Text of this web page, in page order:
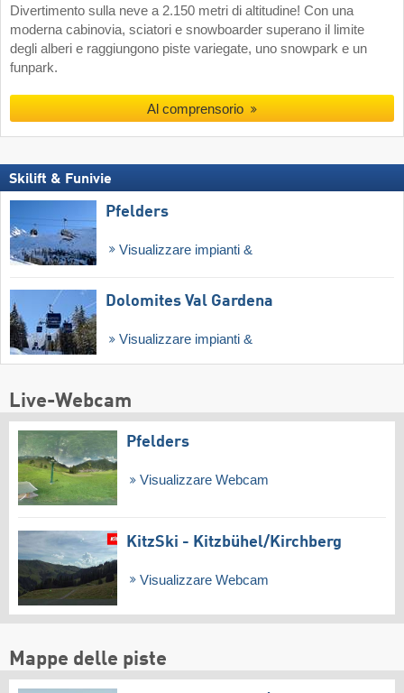
Divertimento sulla neve a 2.150 metri di altitudine! Con una
moderna cabinovia, sciatori e snowboarder superano il limite
degli alberi e raggiungono piste variegate, uno snowpark e un
funpark.
Al comprensorio
Skilift & Funivie
Pfelders
Visualizzare impianti &
Dolomites Val Gardena
Visualizzare impianti &
Live-Webcam
Pfelders
Visualizzare Webcam
KitzSki - Kitzbühel/​Kirchberg
Visualizzare Webcam
Mappe delle piste